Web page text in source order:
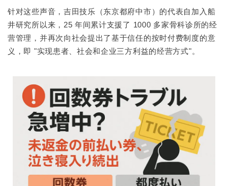
针对这些声音，吉田技乐（东京都府中市）的代表自加入船
井研究所以来，25 年间累计支援了 1000 多家骨科诊所的经
营管理，并再次向社会提出了基于信任的按时付费制度的意
义，即 "实现患者、社会和企业三方利益的经营方式"。